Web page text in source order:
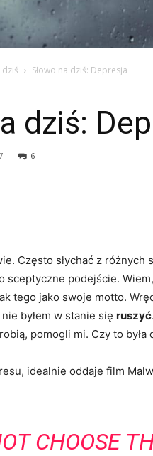
dziś Słowo na dziś: Depresja
dziś:
6
Często słychać z różnych
sceptyczne podejście.
tego jako swoje motto.
byłem w stanie się ruszyć
pomogli mi. Czy to była
idealnie oddaje film
CHOOSE